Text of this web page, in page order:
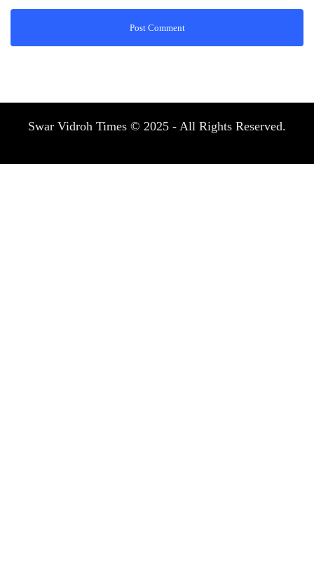
Swar Vidroh Times © 2025 - All Rights Reserved.